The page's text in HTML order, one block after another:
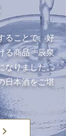
ることで、好
る商品「辰泉
なりました。
日本酒をご堪